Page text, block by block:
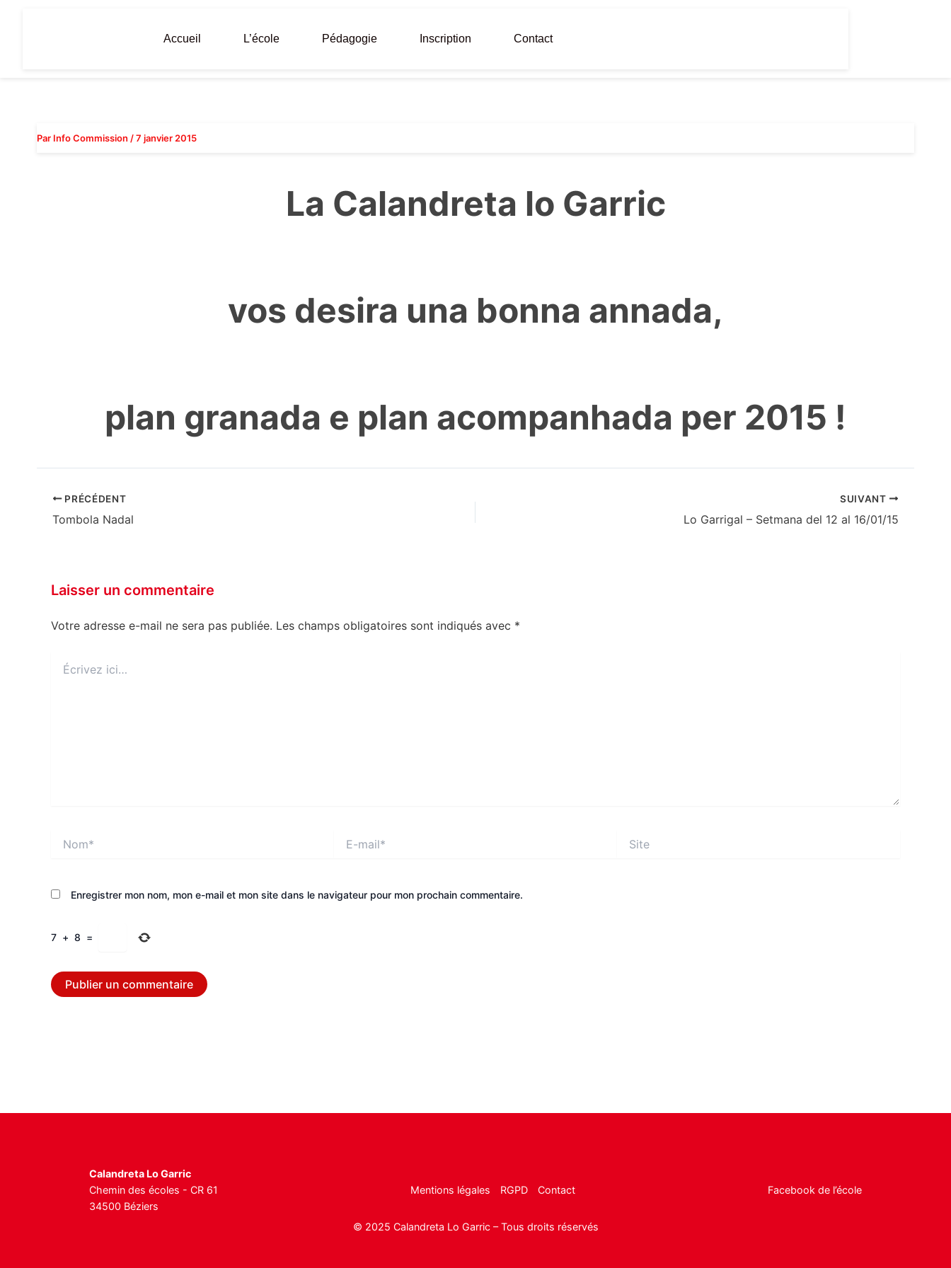
Accueil L’école Pédagogie Inscription Contact
Par Info Commission /7 janvier 2015
La Calandreta lo Garric
vos desira una bonna annada,
plan granada e plan acompanhada per 2015 !
PRÉCÉDENT
Tombola Nadal
SUIVANT
Lo Garrigal – Setmana del 12 al 16/01/15
Laisser un commentaire
Votre adresse e-mail ne sera pas publiée. Les champs obligatoires sont indiqués avec *
ici…
mail*
Enregistrer mon nom, mon e-mail et mon site dans le navigateur pour mon prochain commentaire.
7 + 8 =
Calandreta Lo Garric
Chemin des écoles - CR 61
34500 Béziers
Mentions légales RGPD Contact Facebook de l’école
© 2025 Calandreta Lo Garric – Tous droits réservés